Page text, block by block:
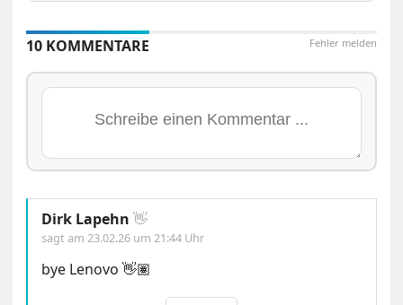
Fehler melden
10 KOMMENTARE
Dirk Lapehn 👋
sagt am23.02.26 um 21:44 Uhr
bye Lenovo 👋🏽